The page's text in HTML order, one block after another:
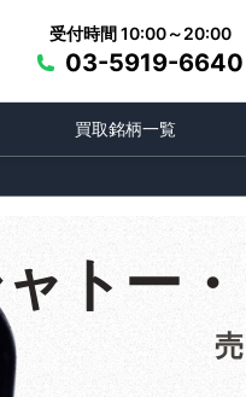
受付時間 10:00～20:00
03-5919-6640
買取銘柄一覧
トー